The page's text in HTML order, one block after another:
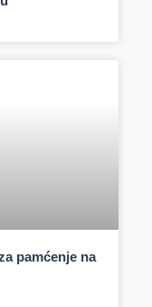
pamćenje na